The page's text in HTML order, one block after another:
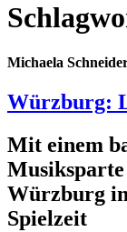
Michaela
Würzburg:
Mit einem
Würzburg
Spielzeit